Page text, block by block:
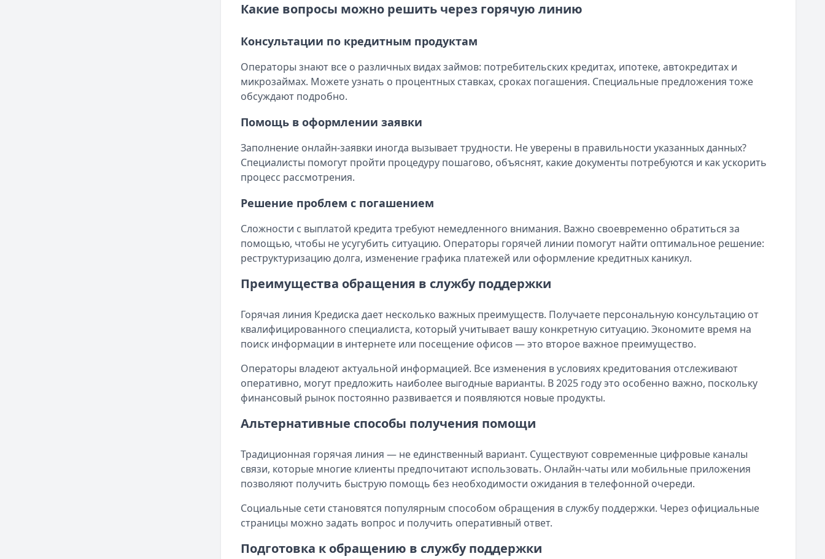
Какие вопросы можно решить через горячую линию
Консультации по кредитным продуктам
Операторы знают все о различных видах займов: потребительских кредитах, ипотеке, автокредитах и
микрозаймах. Можете узнать о процентных ставках, сроках погашения. Специальные предложения тоже
обсуждают подробно.
Помощь в оформлении заявки
Заполнение онлайн-заявки иногда вызывает трудности. Не уверены в правильности указанных данных?
Специалисты помогут пройти процедуру пошагово, объяснят, какие документы потребуются и как ускорить
процесс рассмотрения.
Решение проблем с погашением
Сложности с выплатой кредита требуют немедленного внимания. Важно своевременно обратиться за
помощью, чтобы не усугубить ситуацию. Операторы горячей линии помогут найти оптимальное решение:
реструктуризацию долга, изменение графика платежей или оформление кредитных каникул.
Преимущества обращения в службу поддержки
Горячая линия Кредиска дает несколько важных преимуществ. Получаете персональную консультацию от
квалифицированного специалиста, который учитывает вашу конкретную ситуацию. Экономите время на
поиск информации в интернете или посещение офисов — это второе важное преимущество.
Операторы владеют актуальной информацией. Все изменения в условиях кредитования отслеживают
оперативно, могут предложить наиболее выгодные варианты. В 2025 году это особенно важно, поскольку
финансовый рынок постоянно развивается и появляются новые продукты.
Альтернативные способы получения помощи
Традиционная горячая линия — не единственный вариант. Существуют современные цифровые каналы
связи, которые многие клиенты предпочитают использовать. Онлайн-чаты или мобильные приложения
позволяют получить быструю помощь без необходимости ожидания в телефонной очереди.
Социальные сети становятся популярным способом обращения в службу поддержки. Через официальные
страницы можно задать вопрос и получить оперативный ответ.
Подготовка к обращению в службу поддержки